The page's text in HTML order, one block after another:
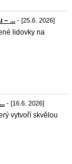
– ... - [25.6. 2026]
lidovky na
- [16.6. 2026]
vytvoří skvělou